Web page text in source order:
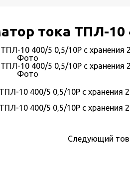
тока ТПЛ-10
Следующий